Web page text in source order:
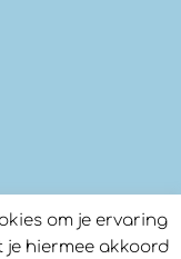
om je ervaring
je hiermee akkoord